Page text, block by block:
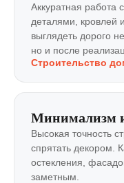
Аккуратная
деталями, кровлей
выглядеть дорого
но и после
Строительство
Минимализм
Высокая точность
спрятать декором.
остекления,
заметным.